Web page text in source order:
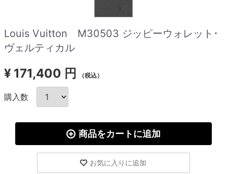
Louis Vuitton M30503 ジッピーウォレット･
ヴェルティカル
¥ 171,400 円 （税込）
購入数
商品をカートに追加
お気に入りに追加